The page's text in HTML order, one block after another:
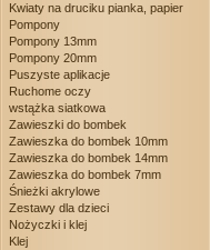
Kwiaty na druciku pianka, papier
Pompony
Pompony 13mm
Pompony 20mm
Puszyste aplikacje
Ruchome oczy
wstążka siatkowa
Zawieszki do bombek
Zawieszka do bombek 10mm
Zawieszka do bombek 14mm
Zawieszka do bombek 7mm
Śnieżki akrylowe
Zestawy dla dzieci
Nożyczki i klej
Klej